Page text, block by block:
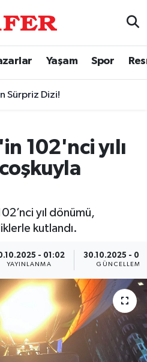
Yaşam Spor
Sürpriz Dizi!
102'nci yılı
yıl dönümü,
kutlandı.
- 01:02
YAYINLANMA
30.10.2025 -
GÜNCELLEME
ve Fikstür